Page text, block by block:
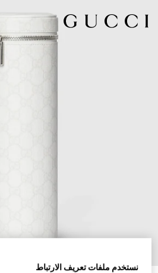
نستخدم ملفات تعريف الارتباط